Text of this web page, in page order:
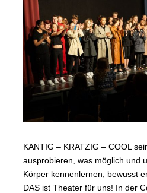
KANTIG – KRATZIG – COOL
ausprobieren, was möglich und
Körper kennenlernen, bewusst
DAS ist Theater für uns! In der